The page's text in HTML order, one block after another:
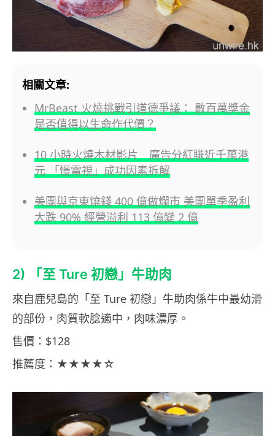
相關文章:
MrBeast 火燒挑戰引道德爭議： 數百萬獎金
是否值得以生命作代價？
10 小時火燒木材影片 廣告分紅賺近千萬港
元 「慢電視」成功因素拆解
美團與京東燒錢 400 億做爛市 美團單季盈利
大跌 90% 經營溢利 113 億變 2 億
2) 「至 Ture 初戀」牛助肉
來自鹿兒島的「至 Ture 初戀」牛助肉係牛中最幼滑
的部份，肉質軟腍適中，肉味濃厚。
售價：$128
推薦度：★★★★☆